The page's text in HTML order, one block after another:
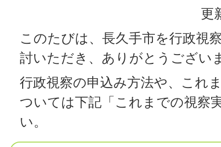
更
このたびは、長久手市を行政視
討いただき、ありがとうござい
行政視察の申込み方法や、これ
ついては下記「これまでの視察
い。